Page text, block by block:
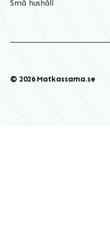
Små hushåll
© 2026 Matkassarna.se